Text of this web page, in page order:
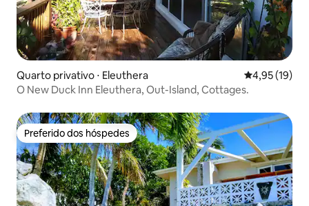
Quarto privativo ⋅ Eleuthera 4,95 de uma
4,95 (19)
O New Duck Inn Eleuthera, Out-Island, Cottages.
Preferido dos hóspedes
Preferido dos hóspedes